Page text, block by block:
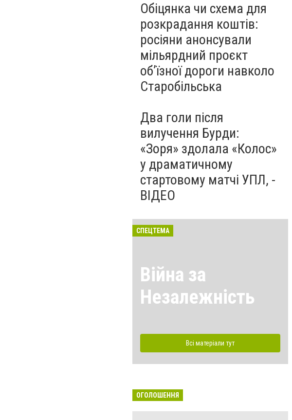
Обіцянка чи схема для
розкрадання коштів:
росіяни анонсували
мільярдний проєкт
об’їзної дороги навколо
Старобільська
Два голи після
вилучення Бурди:
«Зоря» здолала «Колос»
у драматичному
стартовому матчі УПЛ, -
ВІДЕО
СПЕЦТЕМА
Війна за
Незалежність
Всі матеріали тут
ОГОЛОШЕННЯ